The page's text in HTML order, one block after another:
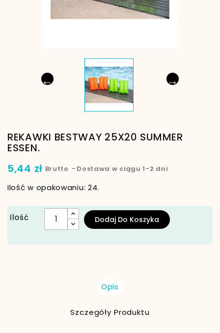
← →
REKAWKI BESTWAY 25X20 SUMMER
ESSEN.
5,44 zł Brutto Dostawa w ciągu 1-2 dni
Ilość w opakowaniu: 24.
Ilość Dodaj Do Koszyka
Opis
Szczegóły Produktu